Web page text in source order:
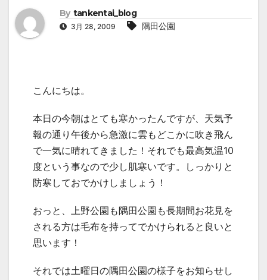
By tankentai_blog
3月 28, 2009 隅田公園
こんにちは。
本日の今朝はとても寒かったんですが、天気予
報の通り午後から急激に雲もどこかに吹き飛ん
で一気に晴れてきました！それでも最高気温10
度という事なので少し肌寒いです。しっかりと
防寒しておでかけしましょう！
おっと、上野公園も隅田公園も長期間お花見を
される方は毛布を持ってでかけられると良いと
思います！
それでは土曜日の隅田公園の様子をお知らせし